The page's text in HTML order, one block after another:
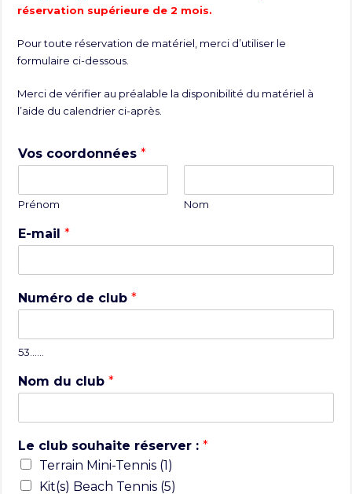
réservation supérieure de 2 mois.
Pour toute réservation de matériel, merci d’utiliser le
formulaire ci-dessous.
Merci de vérifier au préalable la disponibilité du matériel à
l’aide du calendrier ci-après.
Vos coordonnées*
Prénom Nom
E-mail*
Numéro de club*
53……
Nom du club*
Le club souhaite réserver :*
Terrain Mini-Tennis (1)
Kit(s) Beach Tennis (5)